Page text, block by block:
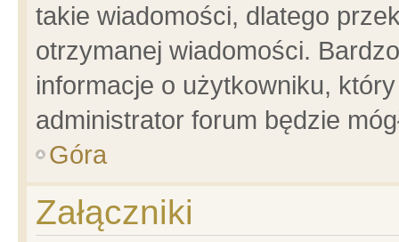
takie wiadomości, dlatego
otrzymanej wiadomości.
informacje o użytkowniku,
administrator forum będzie
Góra
Załączniki